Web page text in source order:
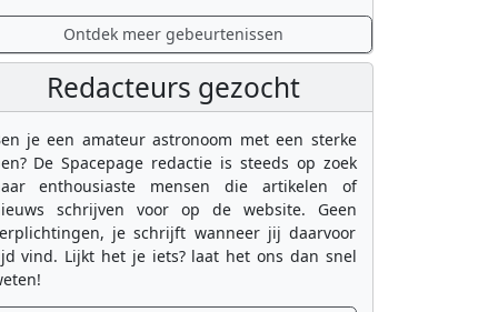
Ontdek meer gebeurtenissen
Redacteurs gezocht
je een amateur astronoom met een sterke
De Spacepage redactie is steeds op zoek
enthousiaste mensen die artikelen of
schrijven voor op de website. Geen
je schrijft wanneer jij daarvoor
vind. Lijkt het je iets? laat het ons dan snel